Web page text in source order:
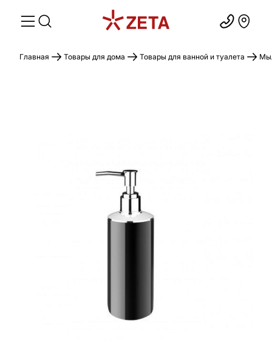
Главная Товары для дома Товары для ванной и туалета